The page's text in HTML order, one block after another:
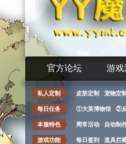
官方论坛 游戏
私人定制 皮肤定制 宠物定制
每日任务 ①大英博物馆 ②
本服特色 周常活动 自动制
游戏功能 每日签到 道具拦